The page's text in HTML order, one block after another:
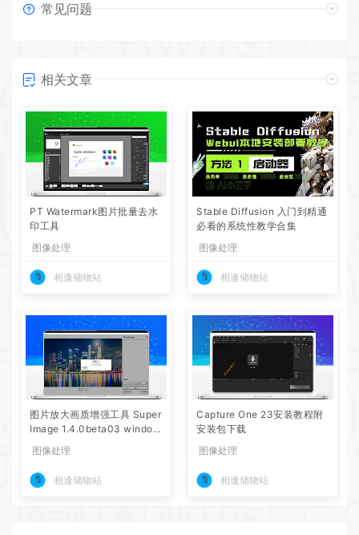
常见问题
相关文章
PT Watermark图片批量去水
印工具
图像处理
相逢储物站
Stable Diffusion 入门到精通
必看的系统性教学合集
图像处理
相逢储物站
图片放大画质增强工具 Super
Image 1.4.0beta03 window
s x64 免安装版本
图像处理
相逢储物站
Capture One 23安装教程附
安装包下载
图像处理
相逢储物站